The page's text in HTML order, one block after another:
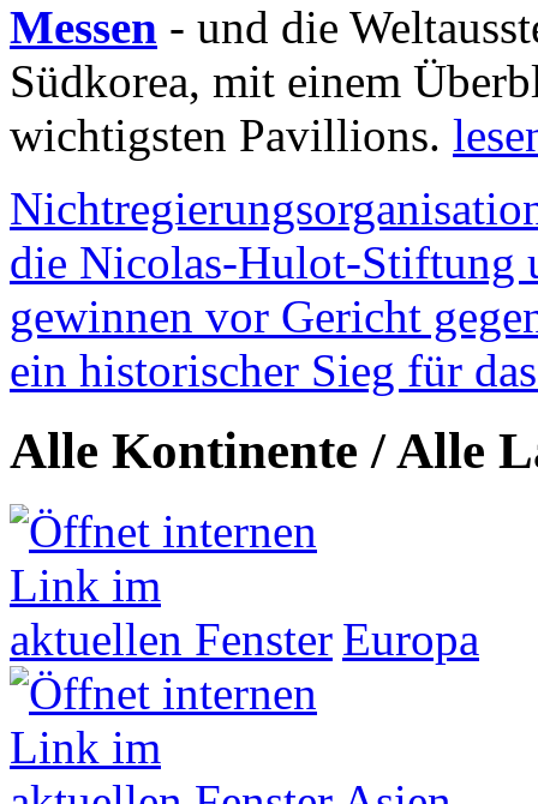
Messen - und die
Südkorea, mit einem
wichtigsten Pavillions.
die Nicolas-Hulot-Stiftung
gewinnen vor Gericht
ein historischer Sieg für
Alle Kontinente / Alle
Europa